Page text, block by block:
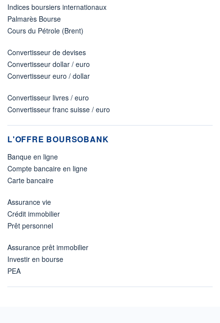
Indices boursiers internationaux
Palmarès Bourse
Cours du Pétrole (Brent)
Convertisseur de devises
Convertisseur dollar / euro
Convertisseur euro / dollar
Convertisseur livres / euro
Convertisseur franc suisse / euro
L'OFFRE BOURSOBANK
Banque en ligne
Compte bancaire en ligne
Carte bancaire
Assurance vie
Crédit immobilier
Prêt personnel
Assurance prêt immobilier
Investir en bourse
PEA